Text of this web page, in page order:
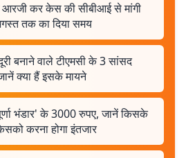
आरजी कर केस की सीबीआई से मांगी
तक का दिया समय
बनाने वाले टीएमसी के 3 सांसद
क्या हैं इसके मायने
भंडार' के 3000 रुपए, जानें किसके
करना होगा इंतजार